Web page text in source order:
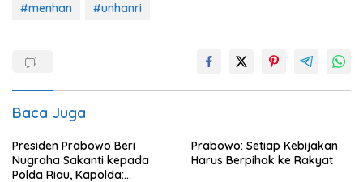
#menhan #unhanri
Baca Juga
Presiden Prabowo Beri
Nugraha Sakanti kepada
Polda Riau, Kapolda:
Prabowo: Setiap Kebijakan
Harus Berpihak ke Rakyat